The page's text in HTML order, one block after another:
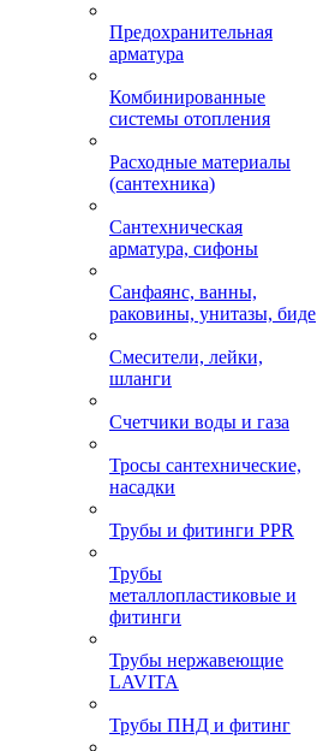
Предохранительная
арматура
Комбинированные
системы отопления
Расходные материалы
(сантехника)
Сантехническая
арматура, сифоны
Санфаянс, ванны,
раковины, унитазы, биде
Смесители, лейки,
шланги
Счетчики воды и газа
Тросы сантехнические,
насадки
Трубы и фитинги PPR
Трубы
металлопластиковые и
фитинги
Трубы нержавеющие
LAVITA
Трубы ПНД и фитинг